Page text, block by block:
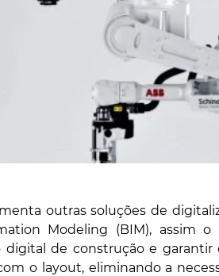
outras soluções de
Modeling (BIM), assim o
de construção e garantir
o layout, eliminando a